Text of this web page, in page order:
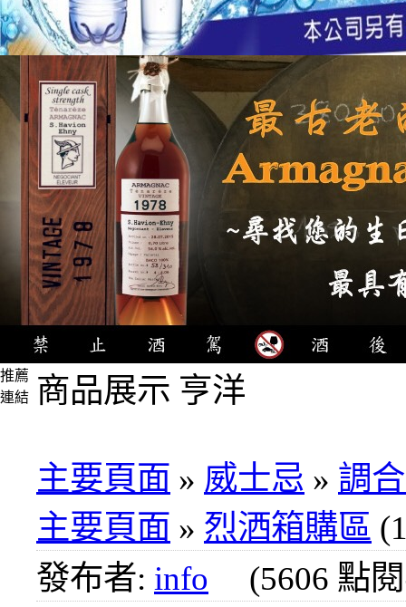
推薦
連結 商品展示 亨洋
主要頁面 » 威士忌 » 調
主要頁面 » 烈洒箱購區
發布者: info (5606 點